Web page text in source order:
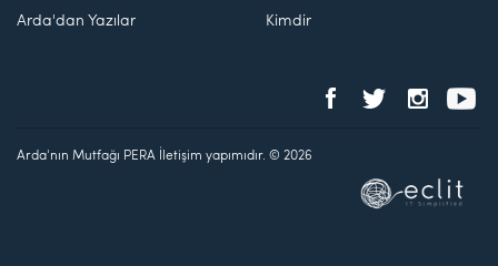
Arda'dan Yazılar Kimdir
Arda'nın Mutfağı PERA İletişim yapımıdır. © 2026